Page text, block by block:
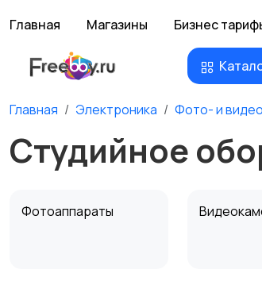
Главная Магазины Бизнес
Главная Электроника Фото- и
Студийное
Фотоаппараты